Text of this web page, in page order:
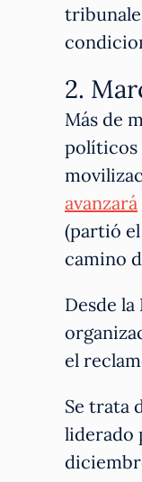
2.
Más de
políticos
avanzará
(partió
camino
Desde
el
Se trata
liderado